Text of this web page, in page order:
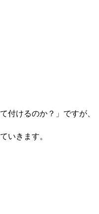
付けるのか？」ですが、
いきます。